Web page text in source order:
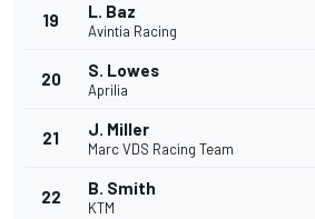
19 L. Baz
Avintia Racing
20 S. Lowes
Aprilia
21 J. Miller
Marc VDS Racing Team
22 B. Smith
KTM